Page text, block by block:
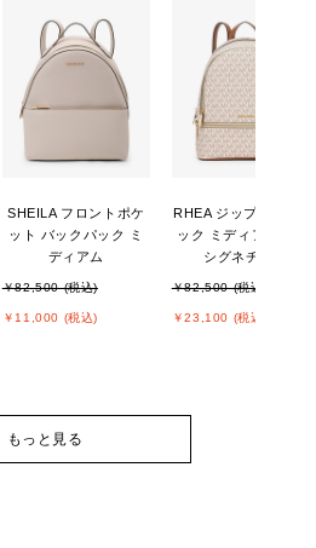
SHEILA フロントポケ
ット バックパック ミ
ディアム
￥82,500 (税込)
￥11,000 (税込)
RHEA ジップ バック
ック ミディアム - MK
シグネチャー
￥82,500 (税込)
￥23,100 (税込)
もっと見る